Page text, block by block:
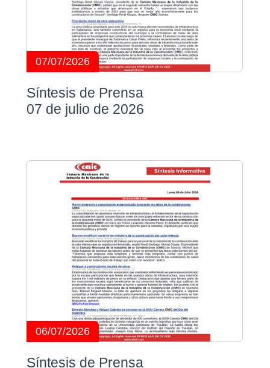
07/07/2026
Síntesis de Prensa
07 de julio de 2026
06/07/2026
Síntesis de Prensa